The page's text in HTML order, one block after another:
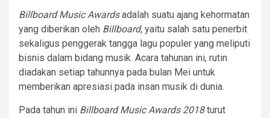
Billboard Music Awardsadalah suatu ajang kehormatan
yang diberikan oleh Billboard, yaitu salah satu penerbit
sekaligus penggerak tangga lagu populer yang meliputi
bisnis dalam bidang musik. Acara tahunan ini, rutin
diadakan setiap tahunnya pada bulan Mei untuk
memberikan apresiasi pada insan musik di dunia.
Pada tahun ini Billboard Music Awards 2018turut